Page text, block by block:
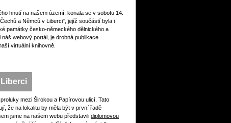
hnutí na našem území, konala se v sobotu 14.
a Němců v Liberci", jejíž součástí byla i
památky česko-německého dělnického a
webový portál, je drobná publikace
virtuální knihovně.
mezi Širokou a Papírovou ulicí. Tato
že na lokalitu by měla být v první řadě
jsme na našem webu představili diplomovou